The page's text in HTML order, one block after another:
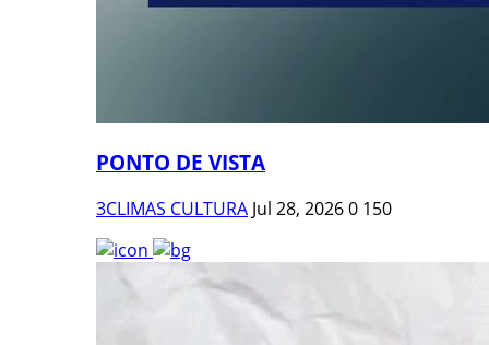
PONTO DE VISTA
3CLIMAS CULTURA Jul 28, 20260 150